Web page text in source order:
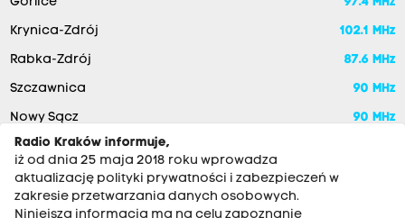
Krynica-Zdrój 102.1 MHz
Rabka-Zdrój 87.6 MHz
Szczawnica 90 MHz
Nowy Sącz
90 MHz
Radio Kraków informuje,
iż od dnia 25 maja 2018 roku wprowadza
aktualizację polityki prywatności i zabezpieczeń w
zakresie przetwarzania danych osobowych.
Niniejsza informacja ma na celu zapoznanie